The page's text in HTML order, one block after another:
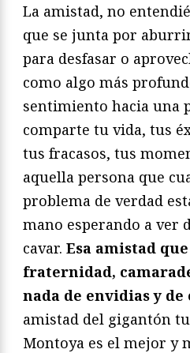
La amistad, no
que se junta por
para desfasar o
como algo más
sentimiento hacia una
comparte tu vida, tus
tus fracasos, tus
aquella persona que
problema de verdad
mano esperando a ver
cavar. Esa amistad
fraternidad,
nada de envidias y
amistad del gigantón
Montoya es el mejor y